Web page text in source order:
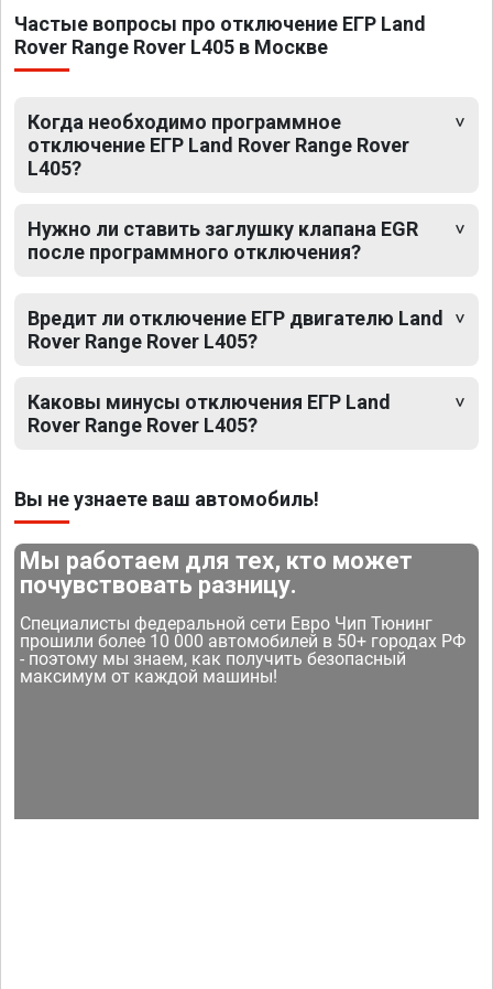
Частые вопросы про отключение ЕГР Land
Rover Range Rover L405 в Москве
Когда необходимо программное
отключение ЕГР Land Rover Range Rover
L405?
Нужно ли ставить заглушку клапана EGR
после программного отключения?
Вредит ли отключение ЕГР двигателю Land
Rover Range Rover L405?
Каковы минусы отключения ЕГР Land
Rover Range Rover L405?
Вы не узнаете ваш автомобиль!
Мы работаем для тех, кто может
почувствовать разницу.
Специалисты федеральной сети Евро Чип Тюнинг
прошили более 10 000 автомобилей в 50+ городах РФ
- поэтому мы знаем, как получить безопасный
максимум от каждой машины!